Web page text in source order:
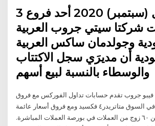
3 أيلول (سبتمبر) 2020 أحد فروع
شركتا سيتي جروب العربية
وجولدمان ساكس العربية
أن مديرَي سجل الاكتتاب
جروب تقدم حسابات تداول الفوركس مع فروق
أسعار ثابتة منخفضة في السوق متاتريدر٤ فكسيد ومع فروق أسعار عائمة
للتداول في أكثر من ٦٠ زوج من العملات في بورصة العملات المباشرة.